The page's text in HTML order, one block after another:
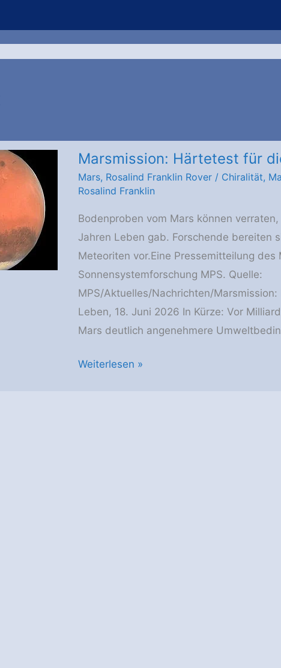
Marsmission: Härtetest für
Mars, Rosalind Franklin Rover/ Chiralität,
Rosalind Franklin
Bodenproben vom Mars können
Jahren Leben gab. Forschende bereiten
Meteoriten vor.Eine Pressemitteilung des
Sonnensystemforschung MPS. Quelle:
MPS/Aktuelles/Nachrichten/
Leben, 18. Juni 2026 In Kürze: Vor
Mars deutlich angenehmere
Marsmission:
Weiterlesen »